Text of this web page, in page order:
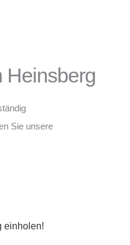
Heinsberg
Sie unsere
einholen!